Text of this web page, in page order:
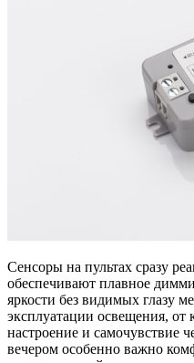
Сенсоры на пультах сразу
обеспечивают плавное
яркости без видимых глазу
эксплуатации освещения, от
настроение и самочувствие
вечером особенно важно